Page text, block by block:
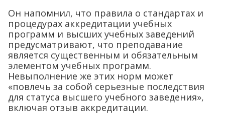
Он напомнил, что правила о стандартах и ​​
процедурах аккредитации учебных
программ и высших учебных заведений
предусматривают, что преподавание
является существенным и обязательным
элементом учебных программ.
Невыполнение же этих норм может
«повлечь за собой серьезные последствия
для статуса высшего учебного заведения»,
включая отзыв аккредитации.